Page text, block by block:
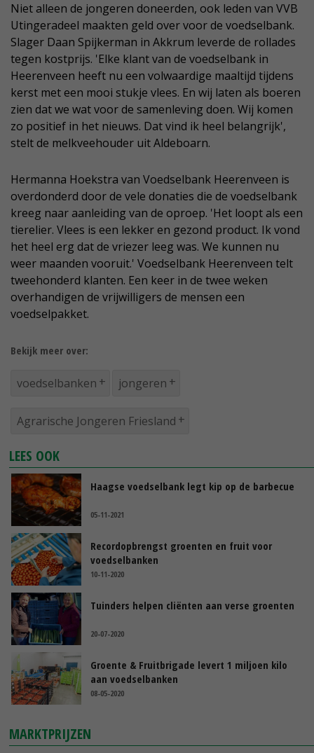
Niet alleen de jongeren doneerden, ook leden van VVB
Utingeradeel maakten geld over voor de voedselbank.
Slager Daan Spijkerman in Akkrum leverde de rollades
tegen kostprijs. 'Elke klant van de voedselbank in
Heerenveen heeft nu een volwaardige maaltijd tijdens
kerst met een mooi stukje vlees. En wij laten als boeren
zien dat we wat voor de samenleving doen. Wij komen
zo positief in het nieuws. Dat vind ik heel belangrijk',
stelt de melkveehouder uit Aldeboarn.
Hermanna Hoekstra van Voedselbank Heerenveen is
overdonderd door de vele donaties die de voedselbank
kreeg naar aanleiding van de oproep. 'Het loopt als een
tierelier. Vlees is een lekker en gezond product. Ik vond
het heel erg dat de vriezer leeg was. We kunnen nu
weer maanden vooruit.' Voedselbank Heerenveen telt
tweehonderd klanten. Een keer in de twee weken
overhandigen de vrijwilligers de mensen een
voedselpakket.
Bekijk meer over:
voedselbanken jongeren
Agrarische Jongeren Friesland
LEES OOK
Haagse voedselbank legt kip op de barbecue
05-11-2021
Recordopbrengst groenten en fruit voor
voedselbanken
10-11-2020
Tuinders helpen cliënten aan verse groenten
20-07-2020
Groente & Fruitbrigade levert 1 miljoen kilo
aan voedselbanken
08-05-2020
MARKTPRIJZEN